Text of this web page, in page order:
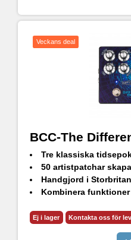
Veckans deal
BCC-The
Tre klassiska
50 artistpatchar
Handgjord i
Kombinera
Ej i lager Kontakta oss för